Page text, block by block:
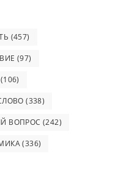
(457)
(97)
(106)
(338)
ВОПРОС (242)
(336)